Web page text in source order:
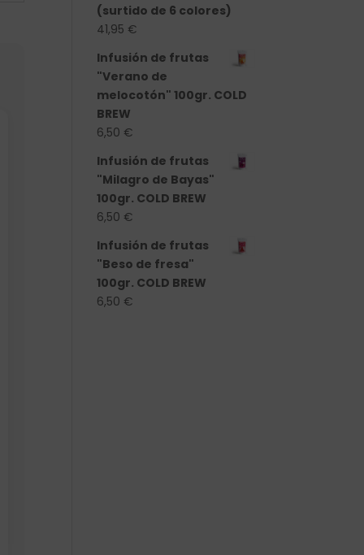
(surtido de 6 colores)
41,95 €
Infusión de frutas
"Verano de
melocotón" 100gr. COLD
BREW
6,50 €
Infusión de frutas
"Milagro de Bayas"
100gr. COLD BREW
6,50 €
Infusión de frutas
"Beso de fresa"
100gr. COLD BREW
6,50 €